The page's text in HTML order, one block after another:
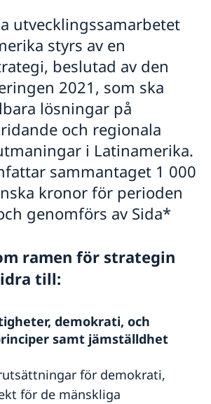
utvecklingssamarbetet
styrs av en
beslutad av den
2021, som ska
lösningar på
och regionala
i Latinamerika.
sammantaget 1 000
kronor för perioden
genomförs av Sida*
ramen för strategin
till:
demokrati, och
samt jämställdhet
för demokrati,
för de mänskliga